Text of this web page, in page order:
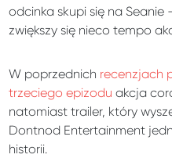
odcinka skupi się na
zwiększy się nieco tempo
W poprzednich recenzjach
trzeciego epizodu akcja
natomiast trailer, który
Dontnod Entertainment
historii.